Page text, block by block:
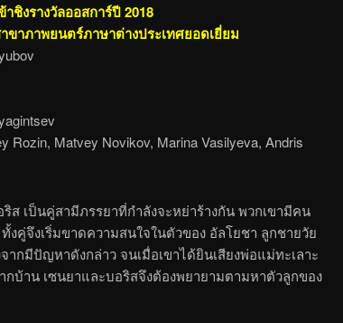
าชิงรางวัลออสการ์ปี 2018
ขาภาพยนตร์ภาษาต่างประเทศยอดเยี่ยม
Rozin, Matvey Novikov, Marina Vasilyeva, Andris
ส เป็นคู่สามีภรรยาที่กำลังจะหย่าร้างกัน พวกเขามีคน
คู่จึงเริ่มขาดความสนใจในตัวของ อัลโยชา ลูกชายวัย
ากมีปัญหาดังกล่าว จนเมื่อเขาได้ยินเสียงพ่อแม่ทะเลาะ
บ้าน เซนยาและบอริสจึงต้องพยายามตามหาตัวลูกของ